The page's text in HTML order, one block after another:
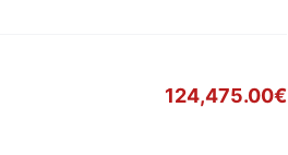
124,475.00€